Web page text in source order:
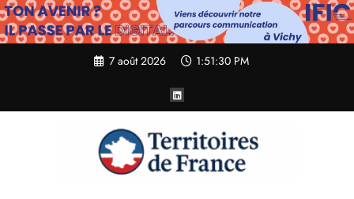
Aller
au
contenu
7 août 2026 1:51:31 PM